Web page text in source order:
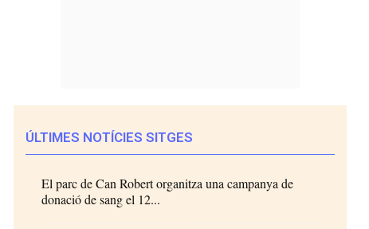
ÚLTIMES NOTÍCIES SITGES
El parc de Can Robert organitza una campanya de
donació de sang el 12...